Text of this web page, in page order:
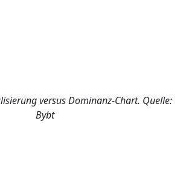
versus Dominanz-Chart. Quelle:
Bybt